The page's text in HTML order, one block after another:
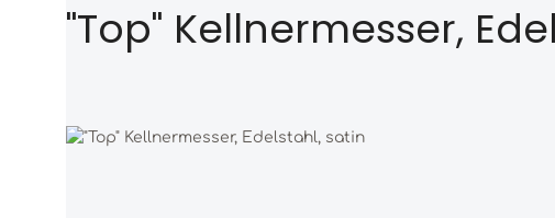
"Top" Kellnermesser,
Bildergalerie überspringen